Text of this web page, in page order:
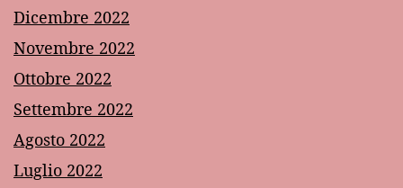
Dicembre 2022
Novembre 2022
Ottobre 2022
Settembre 2022
Agosto 2022
Luglio 2022